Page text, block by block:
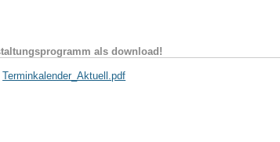
als download!
Terminkalender_Aktuell.pdf